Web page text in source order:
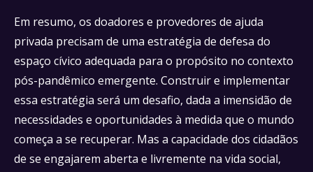
Em resumo, os doadores e provedores de ajuda
privada precisam de uma estratégia de defesa do
espaço cívico adequada para o propósito no contexto
pós-pandêmico emergente. Construir e implementar
essa estratégia será um desafio, dada a imensidão de
necessidades e oportunidades à medida que o mundo
começa a se recuperar. Mas a capacidade dos cidadãos
de se engajarem aberta e livremente na vida social,